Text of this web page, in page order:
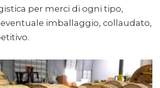
per merci di ogni tipo,
imballaggio, collaudato,